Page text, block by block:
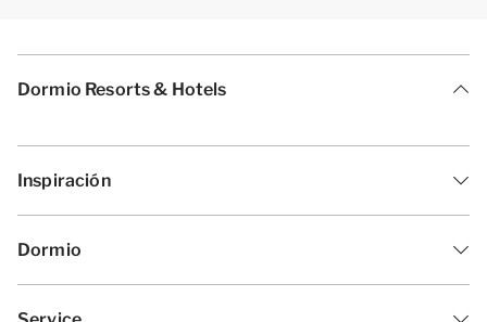
Dormio Resorts & Hotels
Inspiración
Dormio